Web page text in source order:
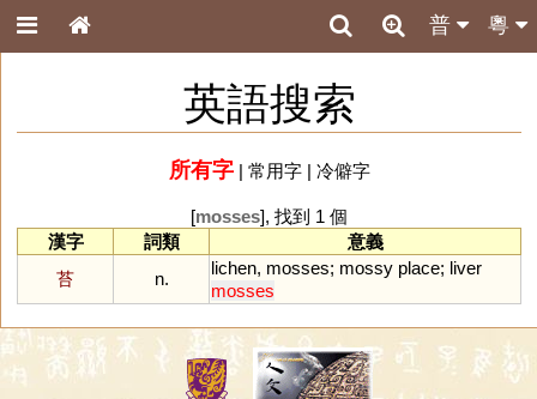
粵
普
英語搜索
所有字| 常用字| 冷僻字
[mosses], 找到 1 個
漢字
詞類
意義
苔
n.
lichen, mosses; mossy place; liver
mosses